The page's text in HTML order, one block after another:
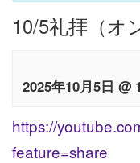
10/5礼拝（オ
2025年10月5日 @
https://
feature=share